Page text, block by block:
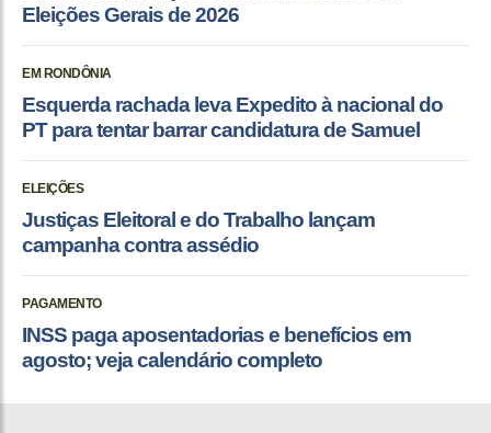
Eleições Gerais de 2026
EM RONDÔNIA
Esquerda rachada leva Expedito à nacional do
PT para tentar barrar candidatura de Samuel
ELEIÇÕES
Justiças Eleitoral e do Trabalho lançam
campanha contra assédio
PAGAMENTO
INSS paga aposentadorias e benefícios em
agosto; veja calendário completo